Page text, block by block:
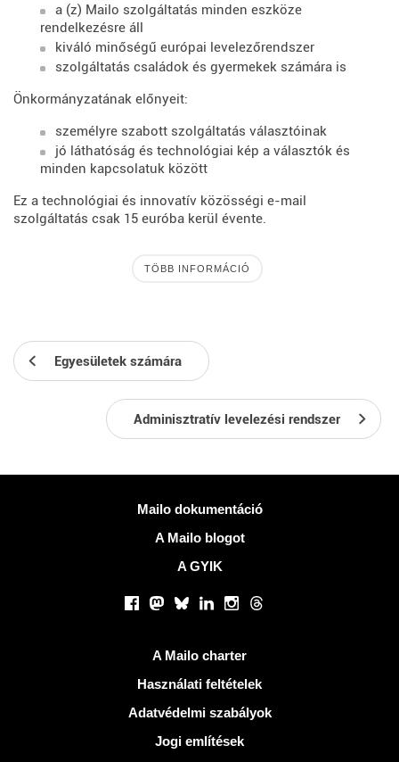
a (z) Mailo szolgáltatás minden eszköze
rendelkezésre áll
kiváló minőségű európai levelezőrendszer
szolgáltatás családok és gyermekek számára is
Önkormányzatának előnyeit:
személyre szabott szolgáltatás választóinak
jó láthatóság és technológiai kép a választók és
minden kapcsolatuk között
Ez a technológiai és innovatív közösségi e-mail
szolgáltatás csak 15 euróba kerül évente.
TÖBB INFORMÁCIÓ
Egyesületek számára
Adminisztratív levelezési rendszer
Mailo dokumentáció
A Mailo blogot
A GYIK
Facebook
Mastodon
BlueskyLinkedInInstagram
Threads
A Mailo charter
Használati feltételek
Adatvédelmi szabályok
Jogi említések